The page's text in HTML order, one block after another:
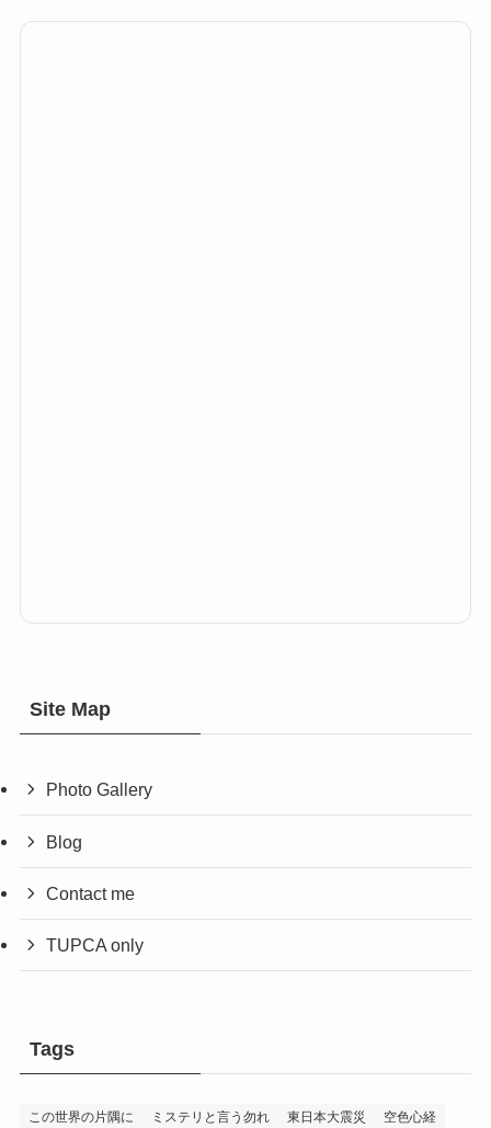
Site Map
Photo Gallery
Blog
Contact me
TUPCA only
Tags
この世界の片隅に ミステリと言う勿れ 東日本大震災 空色心経